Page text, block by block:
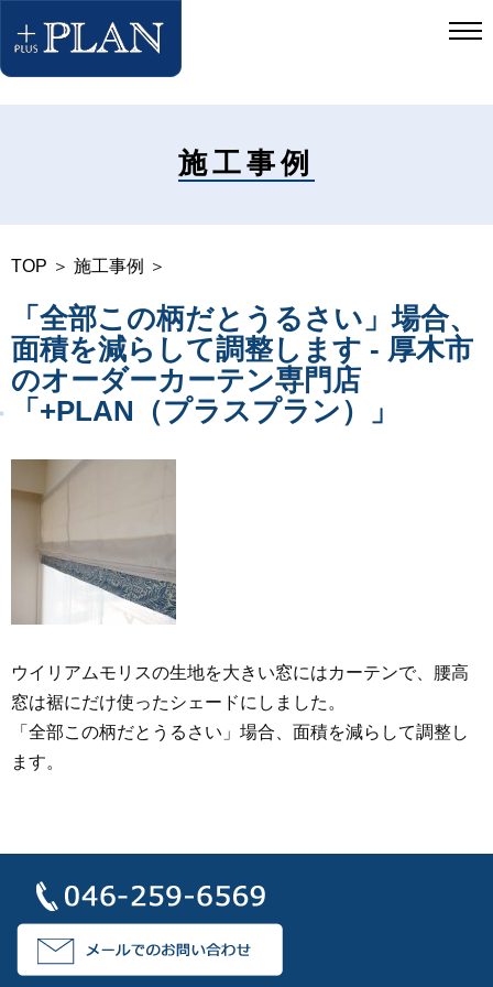
施工事例
TOP ＞ 施工事例 ＞
「全部この柄だとうるさい」場合、
面積を減らして調整します - 厚木市
のオーダーカーテン専門店
「+PLAN（プラスプラン）」
ウイリアムモリスの生地を大きい窓にはカーテンで、腰高
窓は裾にだけ使ったシェードにしました。
「全部この柄だとうるさい」場合、面積を減らして調整し
ます。